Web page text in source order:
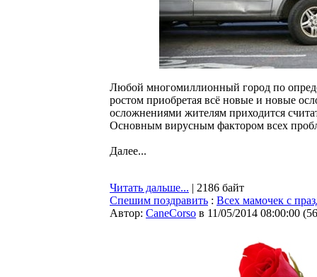
Любой многомиллионный город по
ростом приобретая всё новые и новые
осложнениями жителям приходится
Основным вирусным фактором всех
Далее...
Читать дальше... | 2186 байт
Спешим поздравить : Всех мамочек с
Автор: CaneCorso в 11/05/2014 08:00:00 (